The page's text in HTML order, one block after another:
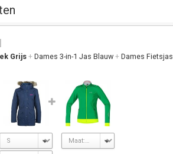
Grijs +Dames 3-in-1 Jas Blauw +Dames Fietsjas